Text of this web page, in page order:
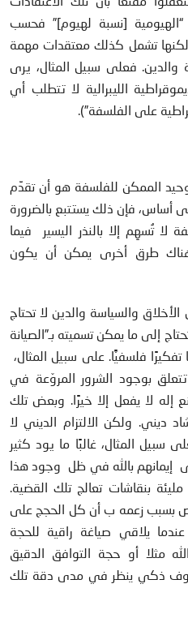
“الهيومية [نسبة لهيوم]” فحسب
ولكنها تشمل كذلك معتقدات مهمة
والدين. فعلى سبيل المثال، يرى
الليبرالية لا تتطلب أي
على الفلسفة”).
الممكن للفلسفة هو أن تقدِّم
أساس، فإن ذلك يستتبع بالضرورة
لا تُسهِم إلا بالنذر اليسير فيما
هناك طرق أخرى يمكن أن يكون
والسياسة والدين لا تحتاج
إلى ما يمكن تسميته بـ”الصيانة
فلسفيًّا. على سبيل المثال،
بوجود الشرور المروّعة في
إله لا يفعل إلا خيرًا. وبعض تلك
ديني. ولكن الالتزام الديني لا
سبيل المثال، غالبًا ما يود كثير
إيمانهم بالله في ظل وجود هذا
بنقاشات تعالج تلك القضية.
بسبب زعمه ب أن كل الحجج على
يلاقي صياغة راقية للحجة
مثلا أو حجة التوافق الدقيق
ذكي ينظر في مدى دقة تلك